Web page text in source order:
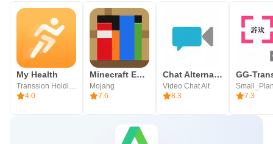
My Health
4.0
Minecraft Education
Mojang
7.6
Chat Alternative — android app
Video Chat Alt
8.3
GG-
7.3